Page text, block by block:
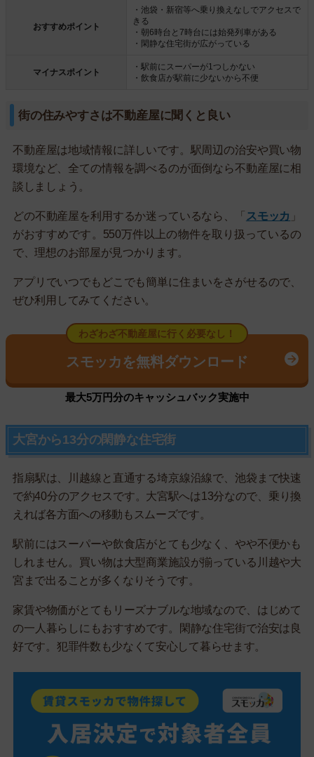
おすすめポイント
・池袋・新宿等へ乗り換えなしでアクセスで
きる
・朝6時台と7時台には始発列車がある
・閑静な住宅街が広がっている
マイナスポイント
・駅前にスーパーが1つしかない
・飲食店が駅前に少ないから不便
街の住みやすさは不動産屋に聞くと良い
不動産屋は地域情報に詳しいです。駅周辺の治安や買い物
環境など、全ての情報を調べるのが面倒なら不動産屋に相
談しましょう。
どの不動産屋を利用するか迷っているなら、「 スモッカ 」
がおすすめです。550万件以上の物件を取り扱っているの
で、理想のお部屋が見つかります。
アプリでいつでもどこでも簡単に住まいをさがせるので、
ぜひ利用してみてください。
わざわざ不動産屋に行く必要なし！
スモッカを無料ダウンロード
最大5万円分のキャッシュバック実施中
大宮から13分の閑静な住宅街
指扇駅は、川越線と直通する埼京線沿線で、池袋まで快速
で約40分のアクセスです。大宮駅へは13分なので、乗り換
えれば各方面への移動もスムーズです。
駅前にはスーパーや飲食店がとても少なく、やや不便かも
しれません。買い物は大型商業施設が揃っている川越や大
宮まで出ることが多くなりそうです。
家賃や物価がとてもリーズナブルな地域なので、はじめて
の一人暮らしにもおすすめです。閑静な住宅街で治安は良
好です。犯罪件数も少なくて安心して暮らせます。